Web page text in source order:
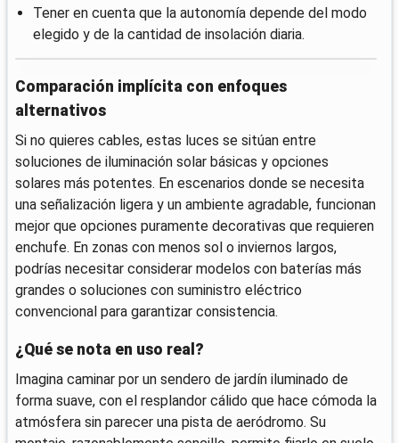
Tener en cuenta que la autonomía depende del modo
elegido y de la cantidad de insolación diaria.
Comparación implícita con enfoques
alternativos
Si no quieres cables, estas luces se sitúan entre
soluciones de iluminación solar básicas y opciones
solares más potentes. En escenarios donde se necesita
una señalización ligera y un ambiente agradable, funcionan
mejor que opciones puramente decorativas que requieren
enchufe. En zonas con menos sol o inviernos largos,
podrías necesitar considerar modelos con baterías más
grandes o soluciones con suministro eléctrico
convencional para garantizar consistencia.
¿Qué se nota en uso real?
Imagina caminar por un sendero de jardín iluminado de
forma suave, con el resplandor cálido que hace cómoda la
atmósfera sin parecer una pista de aeródromo. Su